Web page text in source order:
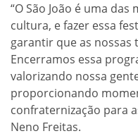
“O São João é uma
cultura, e fazer essa
garantir que as nossas
Encerramos essa
valorizando nossa
proporcionando
confraternização para
Neno Freitas.